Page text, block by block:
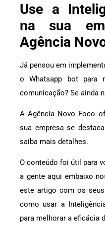
Use a
na sua
Agência
Já pensou em
o Whatsapp bot para
comunicação? Se ainda
A Agência Novo Foco
sua empresa se
saiba mais detalhes.
O conteúdo foi útil para
a gente aqui embaixo
este artigo com os
como usar a
para melhorar a eficácia